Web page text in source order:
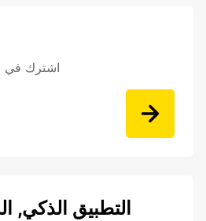
اشترك في
التطبيق الذكي,